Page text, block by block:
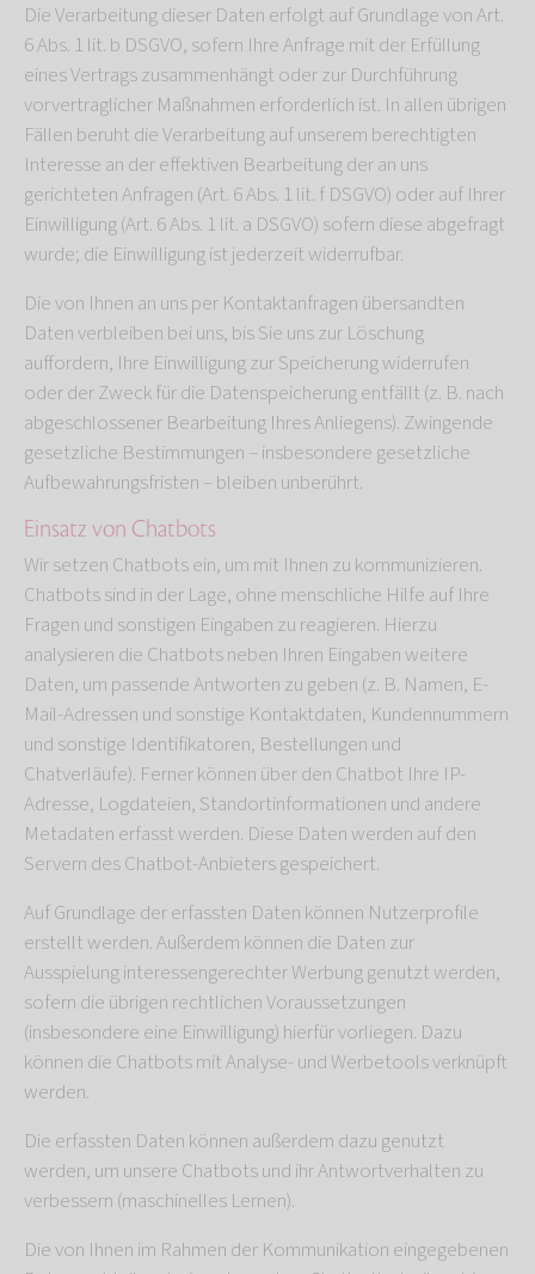
Die Verarbeitung dieser Daten erfolgt auf Grundlage von Art.
6 Abs. 1 lit. b DSGVO, sofern Ihre Anfrage mit der Erfüllung
eines Vertrags zusammenhängt oder zur Durchführung
vorvertraglicher Maßnahmen erforderlich ist. In allen übrigen
Fällen beruht die Verarbeitung auf unserem berechtigten
Interesse an der effektiven Bearbeitung der an uns
gerichteten Anfragen (Art. 6 Abs. 1 lit. f DSGVO) oder auf Ihrer
Einwilligung (Art. 6 Abs. 1 lit. a DSGVO) sofern diese abgefragt
wurde; die Einwilligung ist jederzeit widerrufbar.
Die von Ihnen an uns per Kontaktanfragen übersandten
Daten verbleiben bei uns, bis Sie uns zur Löschung
auffordern, Ihre Einwilligung zur Speicherung widerrufen
oder der Zweck für die Datenspeicherung entfällt (z. B. nach
abgeschlossener Bearbeitung Ihres Anliegens). Zwingende
gesetzliche Bestimmungen – insbesondere gesetzliche
Aufbewahrungsfristen – bleiben unberührt.
Einsatz von Chatbots
Wir setzen Chatbots ein, um mit Ihnen zu kommunizieren.
Chatbots sind in der Lage, ohne menschliche Hilfe auf Ihre
Fragen und sonstigen Eingaben zu reagieren. Hierzu
analysieren die Chatbots neben Ihren Eingaben weitere
Daten, um passende Antworten zu geben (z. B. Namen, E-
Mail-Adressen und sonstige Kontaktdaten, Kundennummern
und sonstige Identifikatoren, Bestellungen und
Chatverläufe). Ferner können über den Chatbot Ihre IP-
Adresse, Logdateien, Standortinformationen und andere
Metadaten erfasst werden. Diese Daten werden auf den
Servern des Chatbot-Anbieters gespeichert.
Auf Grundlage der erfassten Daten können Nutzerprofile
erstellt werden. Außerdem können die Daten zur
Ausspielung interessengerechter Werbung genutzt werden,
sofern die übrigen rechtlichen Voraussetzungen
(insbesondere eine Einwilligung) hierfür vorliegen. Dazu
können die Chatbots mit Analyse- und Werbetools verknüpft
werden.
Die erfassten Daten können außerdem dazu genutzt
werden, um unsere Chatbots und ihr Antwortverhalten zu
verbessern (maschinelles Lernen).
Die von Ihnen im Rahmen der Kommunikation eingegebenen